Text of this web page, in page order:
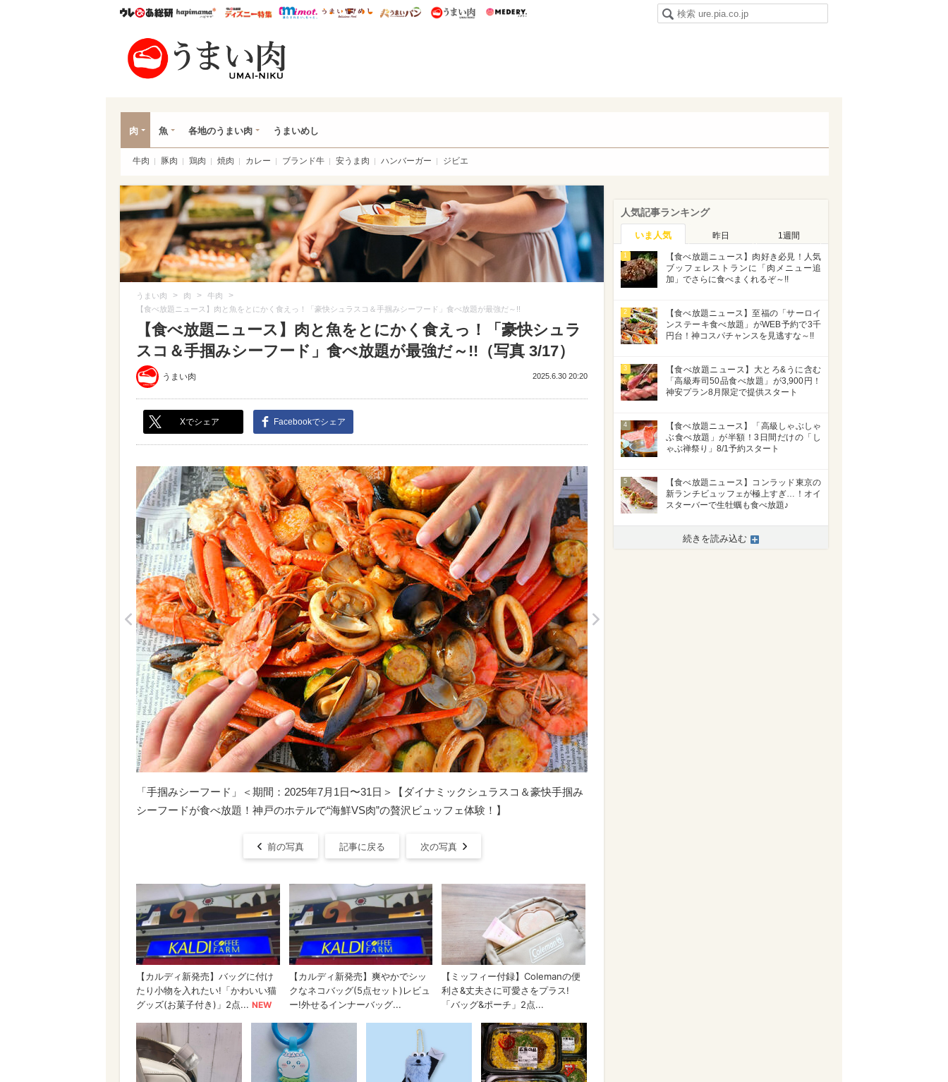
ウレぴあ総研ハピママ* ウレぴあ総研 ディズニー特集
mimot. うまいめし うまいパン うまい肉
肉 魚 各地のうまい肉 うまいめし
牛肉 豚肉 鶏肉 焼肉 カレー ブランド牛 安うま肉 ハンバーガー ジビエ
うまい肉 > 肉 > 牛肉 >
【食べ放題ニュース】肉と魚をとにかく食えっ！「豪快シュラスコ＆手掴みシーフード」食べ放題が最強だ～!!
【食べ放題ニュース】肉と魚をとにかく食えっ！「豪快シュラ
スコ＆手掴みシーフード」食べ放題が最強だ～!!（写真 3/17）
うまい肉 2025.6.30 20:20
Xでシェア Facebookでシェア
「手掴みシーフード」＜期間：2025年7月1日〜31日＞【ダイナミックシュラスコ＆豪快手掴み
シーフードが食べ放題！神戸のホテルで“海鮮VS肉”の贅沢ビュッフェ体験！】
前の写真 記事に戻る 次の写真
人気記事ランキング
いま人気 昨日 1週間
1
【食べ放題ニュース】肉好き必見！人気
ブッフェレストランに「肉メニュー追
加」でさらに食べまくれるぞ～!!
2
【食べ放題ニュース】至福の「サーロイ
ンステーキ食べ放題」がWEB予約で3千
円台！神コスパチャンスを見逃すな～!!
3
【食べ放題ニュース】大とろ&うに含む
「高級寿司50品食べ放題」が3,900円！
神安プラン8月限定で提供スタート
4
【食べ放題ニュース】「高級しゃぶしゃ
ぶ食べ放題」が半額！3日間だけの「し
ゃぶ禅祭り」8/1予約スタート
5
【食べ放題ニュース】コンラッド東京の
新ランチビュッフェが極上すぎ…！オイ
スターバーで生牡蠣も食べ放題♪
続きを読み込む